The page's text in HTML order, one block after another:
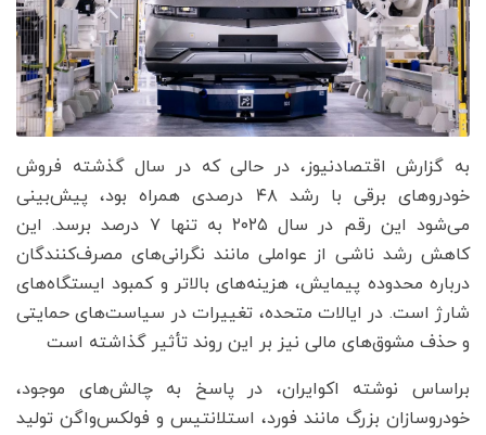
به گزارش اقتصادنیوز، در حالی که در سال گذشته فروش
خودروهای برقی با رشد ۴۸ درصدی همراه بود، پیش‌بینی
می‌شود این رقم در سال ۲۰۲۵ به تنها ۷ درصد برسد. این
کاهش رشد ناشی از عواملی مانند نگرانی‌های مصرف‌کنندگان
درباره محدوده پیمایش، هزینه‌های بالاتر و کمبود ایستگاه‌های
شارژ است. در ایالات متحده، تغییرات در سیاست‌های حمایتی
و حذف مشوق‌های مالی نیز بر این روند تأثیر گذاشته است
براساس نوشته اکوایران، در پاسخ به چالش‌های موجود،
خودروسازان بزرگ مانند فورد، استلانتیس و فولکس‌واگن تولید